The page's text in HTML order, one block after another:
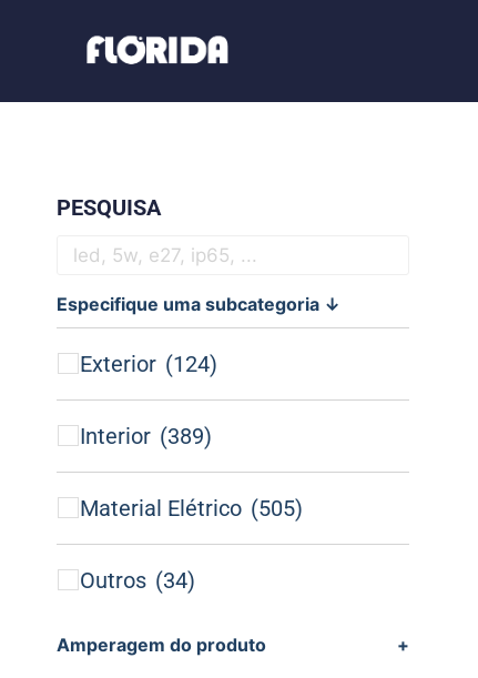
PESQUISA
Especifique uma subcategoria ↓
Exterior (124)
Interior (389)
Material Elétrico (505)
Outros (34)
Amperagem do produto +